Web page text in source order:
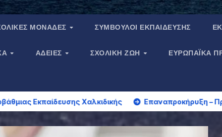
ΜΟΝΆΔΕΣ ΣΎΜΒΟΥΛΟΙ ΕΚΠΑΊΔΕΥΣΗΣ
ΆΔΕΙΕΣ ΣΧΟΛΙΚΉ ΖΩΉ ΕΥΡΩΠΑΪΚΑ
Επαναπροκήρυξη – Πρόσκληση εκδήλωσης